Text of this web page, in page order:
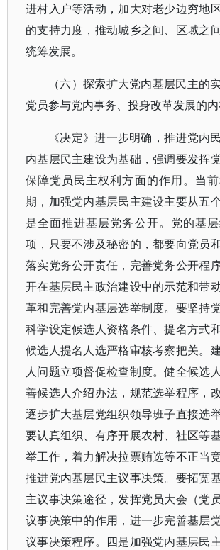
进村入户等活动，加大对老少边穷地
的支持力度，推动城乡之间、区域之
统筹发展。
（六）探索扩大党内基层民主的
党员参与党内事务、投身改革发展的内
《决定》进一步明确，推进党内
内基层民主建设为基础，强调要发挥
保障党员民主权利方面的作用。当
期，加强党内基层民主建设主要从五
是全面推进基层党务公开。党的基
项，只要不涉及秘密的，都要向党员
落实党务公开责任，完善党务公开程
开在基层民主政治建设中的示范和带
革和完善党内基层选举制度。要坚持
科学设定候选人资格条件、提名方式
候选人提名人选严格审核考察把关。
人问题立项督促检查制度。健全候选
善候选人介绍办法，规范选举程序，
逐步扩大基层党组织领导班子直接选
要认真组织、有序开展农村、社区等
举工作，着力解决拉票贿选等不正当
推进党内基层民主议事决策。要拓宽
主议事决策途径，发挥党员大会（党
议事决策中的作用，进一步完善基层
议事决策程序。四是加强党内基层民